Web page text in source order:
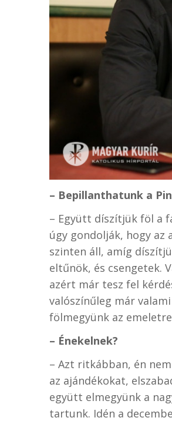
– Bepillanthatunk a
– Együtt díszítjük föl a
úgy gondolják, hogy az
szinten áll, amíg
eltűnök, és csengetek.
azért már tesz fel
valószínűleg már
fölmegyünk az
– Énekelnek?
– Azt ritkábban, én
az ajándékokat,
együtt elmegyünk a
tartunk. Idén a